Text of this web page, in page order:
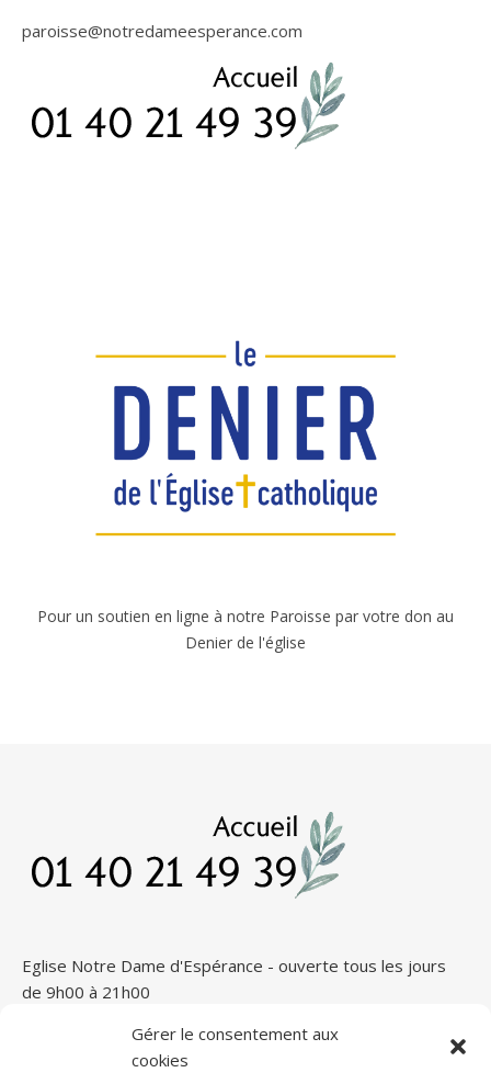
Gérer le consentement aux
cookies
paroisse@notredameesperance.com
Pour un soutien en ligne à notre Paroisse par votre don au
Denier de l'église
Eglise Notre Dame d'Espérance - ouverte tous les jours
de 9h00 à 21h00